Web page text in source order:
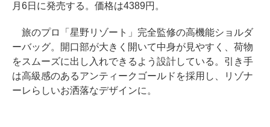
月6日に発売する。価格は4389円。
旅のプロ「星野リゾート」完全監修の高機能ショルダ
ーバッグ。開口部が大きく開いて中身が見やすく、荷物
をスムーズに出し入れできるよう設計している。引き手
は高級感のあるアンティークゴールドを採用し、リゾナ
ーレらしいお洒落なデザインに。